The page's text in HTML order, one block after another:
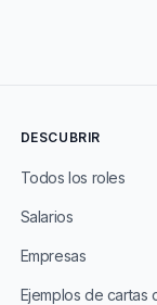
DESCUBRIR
Todos los roles
Salarios
Empresas
Ejemplos de cartas